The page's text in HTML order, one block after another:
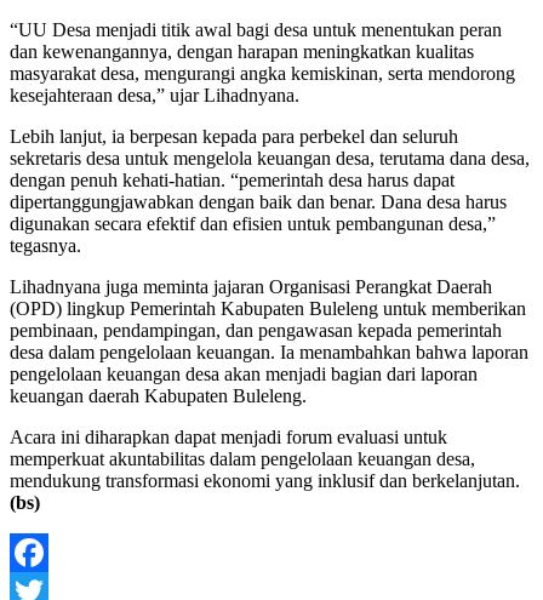
“UU Desa menjadi titik awal bagi desa untuk menentukan peran
dan kewenangannya, dengan harapan meningkatkan kualitas
masyarakat desa, mengurangi angka kemiskinan, serta mendorong
kesejahteraan desa,” ujar Lihadnyana.
Lebih lanjut, ia berpesan kepada para perbekel dan seluruh
sekretaris desa untuk mengelola keuangan desa, terutama dana desa,
dengan penuh kehati-hatian. “pemerintah desa harus dapat
dipertanggungjawabkan dengan baik dan benar. Dana desa harus
digunakan secara efektif dan efisien untuk pembangunan desa,”
tegasnya.
Lihadnyana juga meminta jajaran Organisasi Perangkat Daerah
(OPD) lingkup Pemerintah Kabupaten Buleleng untuk memberikan
pembinaan, pendampingan, dan pengawasan kepada pemerintah
desa dalam pengelolaan keuangan. Ia menambahkan bahwa laporan
pengelolaan keuangan desa akan menjadi bagian dari laporan
keuangan daerah Kabupaten Buleleng.
Acara ini diharapkan dapat menjadi forum evaluasi untuk
memperkuat akuntabilitas dalam pengelolaan keuangan desa,
mendukung transformasi ekonomi yang inklusif dan berkelanjutan.
(bs)
Facebook